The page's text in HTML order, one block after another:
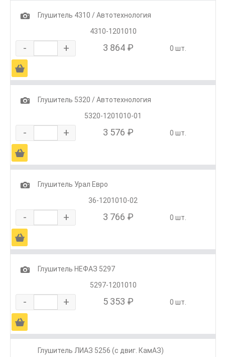
1
Глушитель 4310 / Автотехнология
4310-1201010
- + 3 864 ₽ 0 шт.
Ä
1
Глушитель 5320 / Автотехнология
5320-1201010-01
- + 3 576 ₽ 0 шт.
Ä
1
Глушитель Урал Евро
36-1201010-02
- + 3 766 ₽ 0 шт.
Ä
1
Глушитель НЕФАЗ 5297
5297-1201010
- + 5 353 ₽ 0 шт.
Ä
Глушитель ЛИАЗ 5256 (с двиг. КамАЗ)